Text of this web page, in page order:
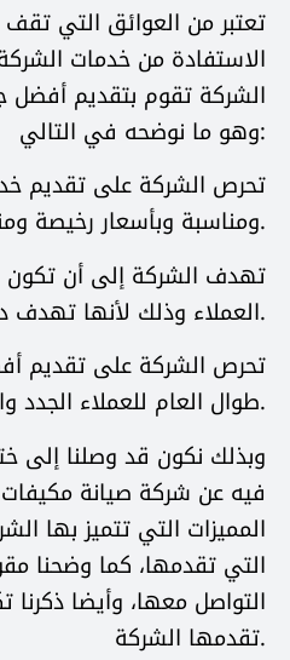
تعتبر من العوائق التي
الاستفادة من خدمات
الشركة تقوم بتقديم أفضل
وهو ما نوضحه في التالي:
تحرص الشركة على تقديم
ومناسبة وبأسعار رخيصة ومناسبة.
تهدف الشركة إلى أن تكون
العملاء وذلك لأنها تهدف دائما لكسب ثقة عملائها.
تحرص الشركة على تقديم
طوال العام للعملاء الجدد والقدامى.
وبذلك نكون قد وصلنا إلى
فيه عن شركة صيانة
المميزات التي تتميز بها
التي تقدمها، كما وضحنا
التواصل معها، وأيضا ذكرنا
تقدمها الشركة.